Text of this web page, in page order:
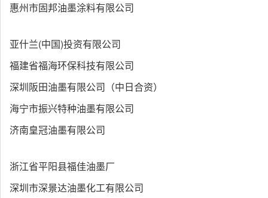
惠州市固邦油墨涂料有限公司
亚什兰(中国)投资有限公司
福建省福海环保科技有限公司
深圳阪田油墨有限公司（中日合资）
海宁市振兴特种油墨有限公司
济南皇冠油墨有限公司
浙江省平阳县福佳油墨厂
深圳市深景达油墨化工有限公司